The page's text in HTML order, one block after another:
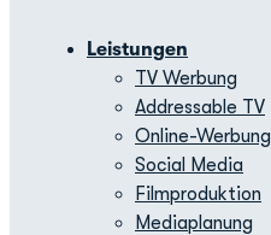
Leistungen
TV Werbung
Addressable TV
Online-Werbung
Social Media
Filmproduktion
Mediaplanung